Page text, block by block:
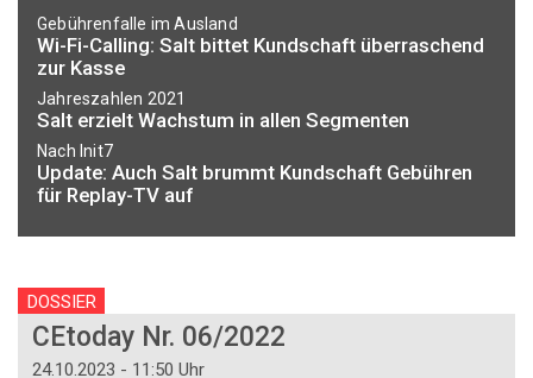
Gebührenfalle im Ausland
Wi-Fi-Calling: Salt bittet Kundschaft überraschend
zur Kasse
Jahreszahlen 2021
Salt erzielt Wachstum in allen Segmenten
Nach Init7
Update: Auch Salt brummt Kundschaft Gebühren
für Replay-TV auf
DOSSIER
CEtoday Nr. 06/2022
24.10.2023 - 11:50 Uhr